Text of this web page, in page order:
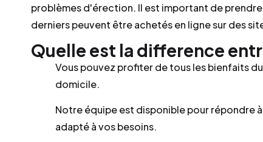
problèmes d'érection. Il est important de
derniers peuvent être achetés en ligne sur des
Quelle est la difference
Vous pouvez profiter de tous les bienfaits
domicile.
Notre équipe est disponible pour répondre
adapté à vos besoins.